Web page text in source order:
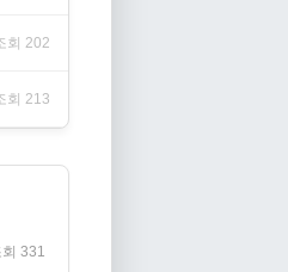
회 202
회 213
회 331